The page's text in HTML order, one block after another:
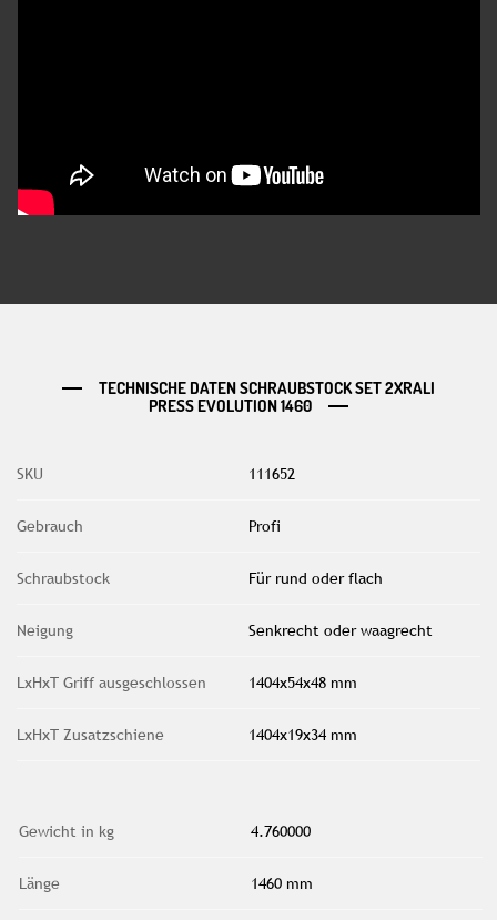
TECHNISCHE DATEN SCHRAUBSTOCK SET 2XRALI
PRESS EVOLUTION 1460
SKU 111652
Gebrauch Profi
Schraubstock Für rund oder flach
Neigung Senkrecht oder waagrecht
LxHxT Griff ausgeschlossen 1404x54x48 mm
LxHxT Zusatzschiene 1404x19x34 mm
Gewicht in kg 4.760000
Länge 1460 mm